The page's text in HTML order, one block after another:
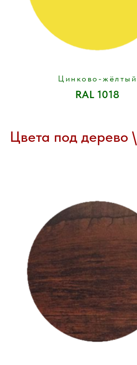
Цинково-жёлтый
RAL 1018
Цвета под дерево